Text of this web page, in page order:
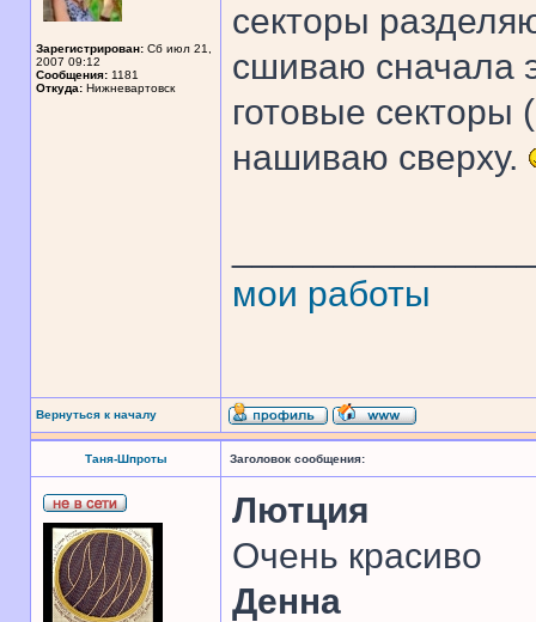
Зарегистрирован: Сб июл 21,
2007 09:12
Сообщения: 1181
Откуда: Нижневартовск
секторы
сшиваю сначала
готовые секторы
нашиваю сверху.
мои работы
Вернуться к началу
Таня-Шпроты Заголовок сообщения:
Лютция
Очень красиво
Денна